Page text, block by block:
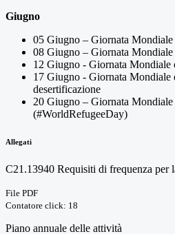
Giugno
05 Giugno – Giornata
08 Giugno – Giornata Mondiale
12 Giugno - Giornata
17 Giugno - Giornata Mondiale
desertificazione
20 Giugno – Giornata
(#WorldRefugeeDay)
Allegati
C21.13940 Requisiti di frequenza per
File PDF
Contatore click: 18
Piano annuale delle attività